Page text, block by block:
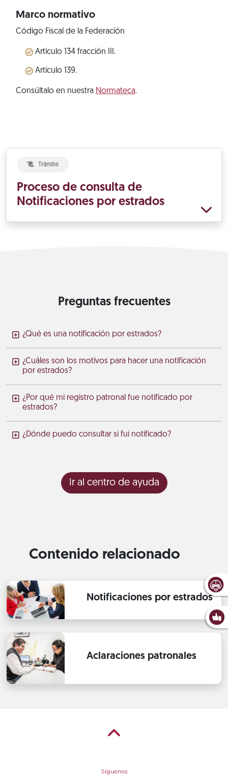
Marco normativo
Código Fiscal de la Federación
Artículo 134 fracción III.
Artículo 139.
Consúltalo en nuestra Normateca.
Trámite
Proceso de consulta de
Notificaciones por estrados
Preguntas frecuentes
¿Qué es una notificación por estrados?
¿Cuáles son los motivos para hacer una notificación
por estrados?
¿Por qué mi registro patronal fue notificado por
estrados?
¿Dónde puedo consultar si fui notificado?
Ir al centro de ayuda
Contenido relacionado
Notificaciones por estrados
Aclaraciones patronales
Síguenos